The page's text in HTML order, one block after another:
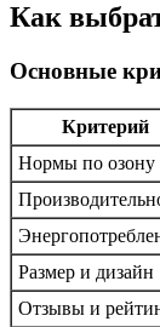
Как
Основные
Критерий
Нормы по озону
Размер и дизайн
Отзывы и